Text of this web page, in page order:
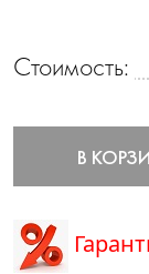
Стоимость:
В